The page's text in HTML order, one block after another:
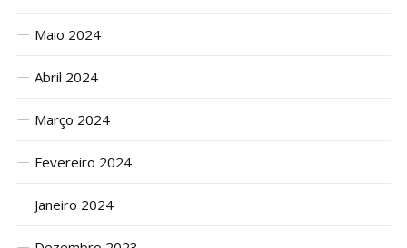
Maio 2024
Abril 2024
Março 2024
Fevereiro 2024
Janeiro 2024